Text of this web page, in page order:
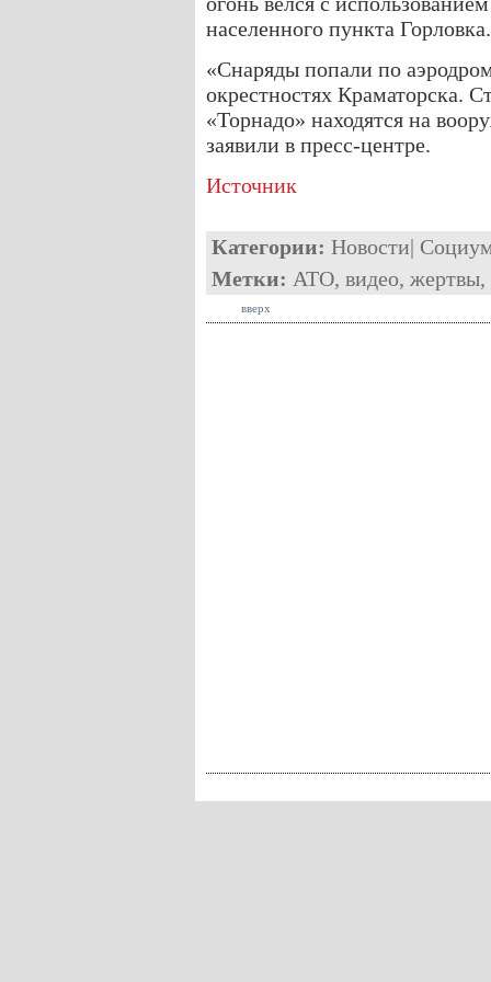
населенного пункта Горловка.
«Снаряды попали по
окрестностях Краматорска.
«Торнадо» находятся на
заявили в пресс-центре.
Источник
Категории: Новости|
Метки: АТО, видео, жертвы,
вверх